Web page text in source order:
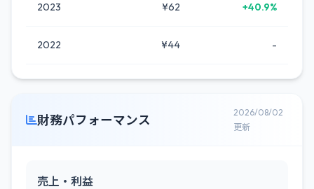
2023 ¥62 +40.9%
2022 ¥44 -
財務パフォーマンス
2026/08/02
更新
売上・利益